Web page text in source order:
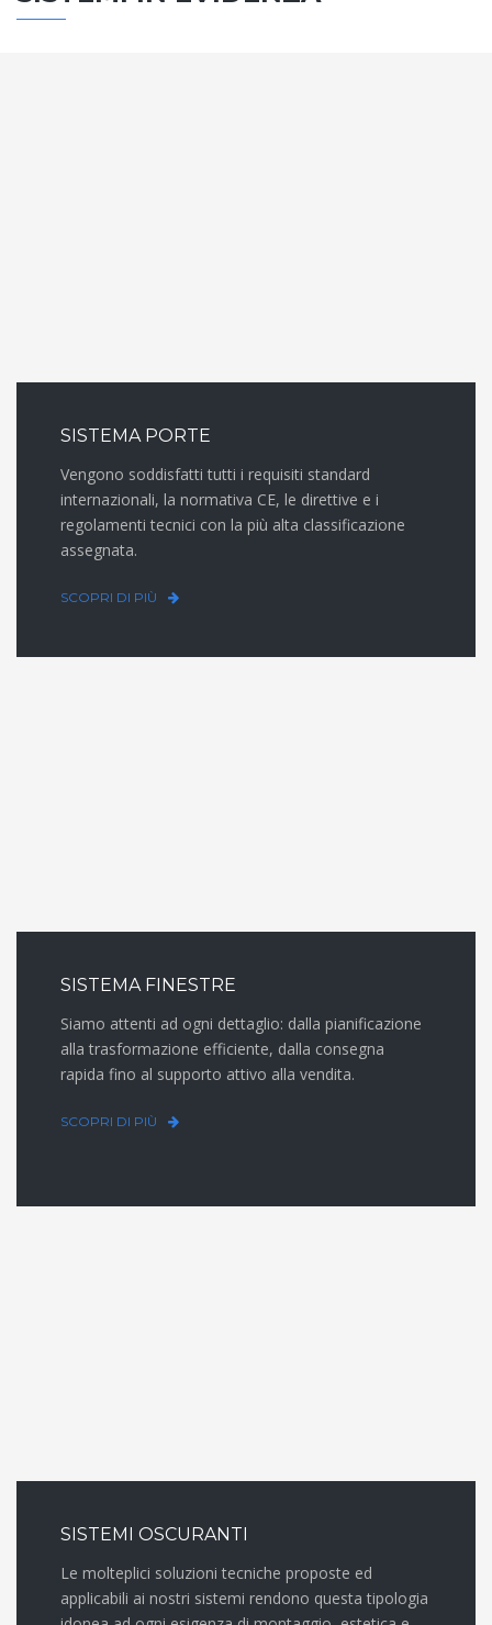
SISTEMA PORTE
Vengono soddisfatti tutti i requisiti standard
internazionali, la normativa CE, le direttive e i
regolamenti tecnici con la più alta classificazione
assegnata.
SCOPRI DI PIÙ
SISTEMA FINESTRE
Siamo attenti ad ogni dettaglio: dalla pianificazione
alla trasformazione efficiente, dalla consegna
rapida fino al supporto attivo alla vendita.
SCOPRI DI PIÙ
SISTEMI OSCURANTI
Le molteplici soluzioni tecniche proposte ed
applicabili ai nostri sistemi rendono questa tipologia